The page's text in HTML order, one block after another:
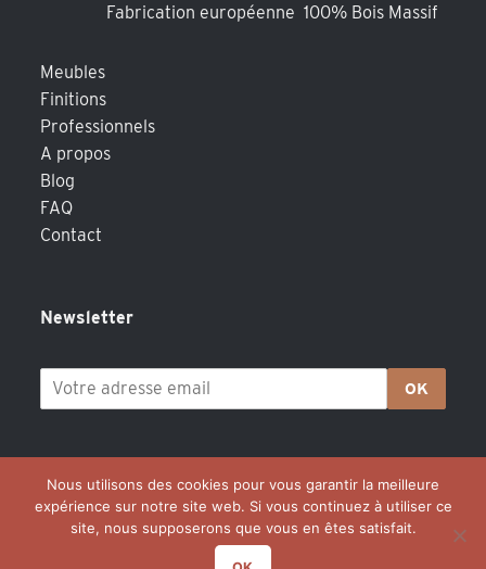
Fabrication européenne 100% Bois Massif
Meubles
Finitions
Professionnels
A propos
Blog
FAQ
Contact
Newsletter
OK
Nous utilisons des cookies pour vous garantir la meilleure
expérience sur notre site web. Si vous continuez à utiliser ce
site, nous supposerons que vous en êtes satisfait.